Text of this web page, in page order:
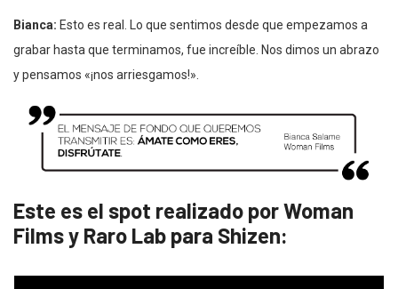
Bianca: Esto es real. Lo que sentimos desde que empezamos a
grabar hasta que terminamos, fue increíble. Nos dimos un abrazo
y pensamos «¡nos arriesgamos!».
Este es el spot realizado por Woman
Films y Raro Lab para Shizen: